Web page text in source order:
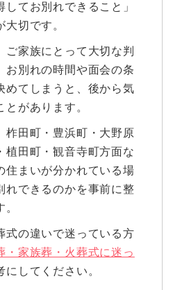
てお別れできること」
切です。
ご家族にとって大切な判
お別れの時間や面会の条
めてしまうと、後から気
があります。
柞田町・豊浜町・大野原
植田町・観音寺町方面な
住まいが分かれている場
れできるのかを事前に整
式の違いで迷っている方
・家族葬・火葬式に迷っ
にしてください。